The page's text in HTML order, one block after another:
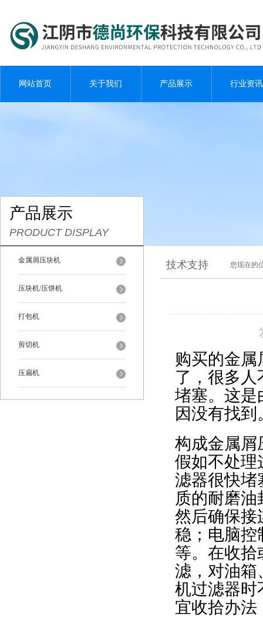
网站首页 关于我们 产品展示 行业资讯
产品展示
PRODUCT DISPLAY
金属屑压块机
压块机/压饼机
打包机
剪切机
压扁机
技术支持 您现在的
购买的金
了，很多
堵塞。这是
因没有找到
构成金属屑
假如不处理
滤器很快堵
质的耐磨
然后确保接
稳；电脑控
等。在收拾
滤，对油箱
机过滤器时
宜收拾办法